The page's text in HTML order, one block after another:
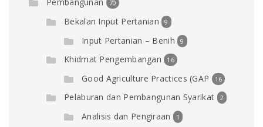
70
Bekalan Input Pertanian 9
Input Pertanian – Benih 9
Khidmat Pengembangan 16
Good Agriculture Practices (GAP 16
Pelaburan dan Pembangunan Syarikat 2
Analisis dan Pengiraan 1